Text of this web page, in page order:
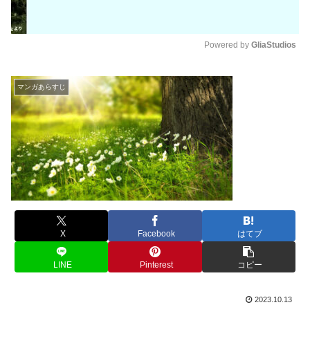
Powered by GliaStudios
マンガあらすじ
X Facebook はてブ
LINE Pinterest コピー
2023.10.13